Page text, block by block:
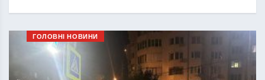
ГОЛОВНІ НОВИНИ